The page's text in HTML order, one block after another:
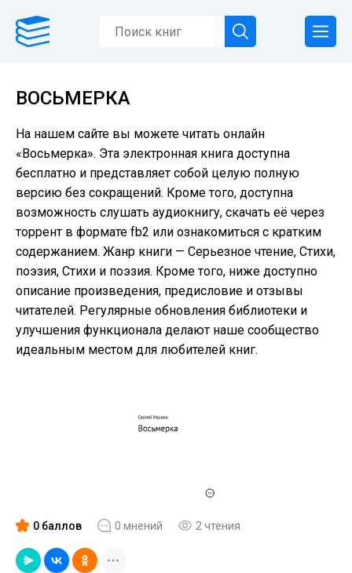
ВОСЬМЕРКА
На нашем сайте вы можете читать онлайн
«Восьмерка». Эта электронная книга доступна
бесплатно и представляет собой целую полную
версию без сокращений. Кроме того, доступна
возможность слушать аудиокнигу, скачать её через
торрент в формате fb2 или ознакомиться с кратким
содержанием. Жанр книги — Серьезное чтение, Cтихи,
поэзия, Стихи и поэзия. Кроме того, ниже доступно
описание произведения, предисловие и отзывы
читателей. Регулярные обновления библиотеки и
улучшения функционала делают наше сообщество
идеальным местом для любителей книг.
0 баллов 0 мнений 2 чтения